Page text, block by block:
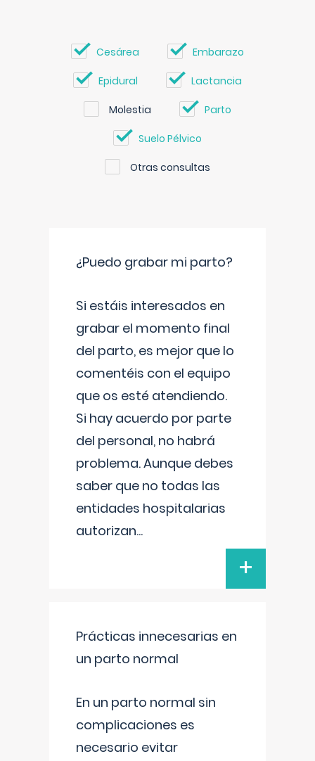
Cesárea Embarazo
Epidural Lactancia
Molestia Parto
Suelo Pélvico
Otras consultas
¿Puedo grabar mi parto?
Si estáis interesados en
grabar el momento final
del parto, es mejor que lo
comentéis con el equipo
que os esté atendiendo.
Si hay acuerdo por parte
del personal, no habrá
problema. Aunque debes
saber que no todas las
entidades hospitalarias
autorizan...
+
Prácticas innecesarias en
un parto normal
En un parto normal sin
complicaciones es
necesario evitar